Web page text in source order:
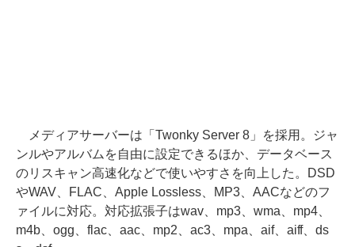
メディアサーバーは「Twonky Server 8」を採用。ジャ
ンルやアルバムを自由に設定できるほか、データベース
のリスキャン高速化などで使いやすさを向上した。DSD
やWAV、FLAC、Apple Lossless、MP3、AACなどのフ
ァイルに対応。対応拡張子はwav、mp3、wma、mp4、
m4b、ogg、flac、aac、mp2、ac3、mpa、aif、aiff、ds